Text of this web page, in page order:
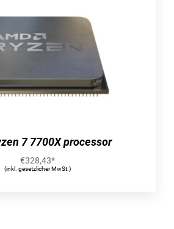
7 7700X processor
€328,43*
(inkl. gesetzlicher MwSt.)